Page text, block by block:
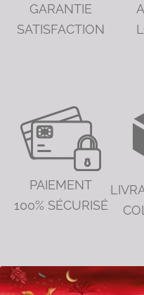
GARANTIE
SATISFACTION
PAIEMENT
100% SÉCURISÉ